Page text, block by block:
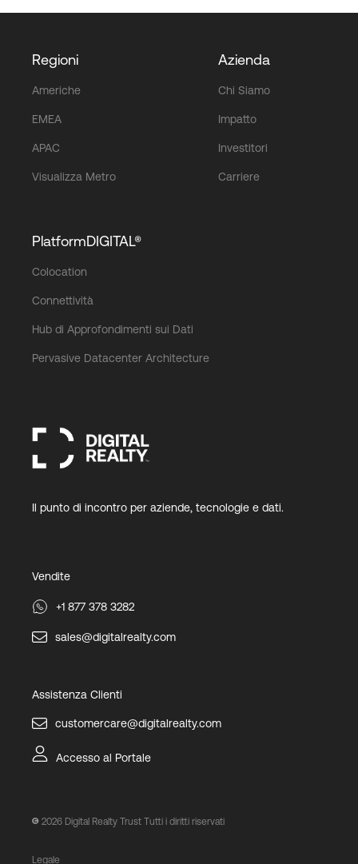
Regioni
Americhe
EMEA
APAC
Visualizza Metro
Azienda
Chi Siamo
Impatto
Investitori
Carriere
PlatformDIGITAL®
Colocation
Connettività
Hub di Approfondimenti sui Dati
Pervasive Datacenter Architecture
Il punto di incontro per aziende, tecnologie e dati.
Vendite
+1 877 378 3282
sales@digitalrealty.com
Assistenza Clienti
customercare@digitalrealty.com
Accesso al Portale
2026 Digital Realty Trust Tutti i diritti riservati
Legale